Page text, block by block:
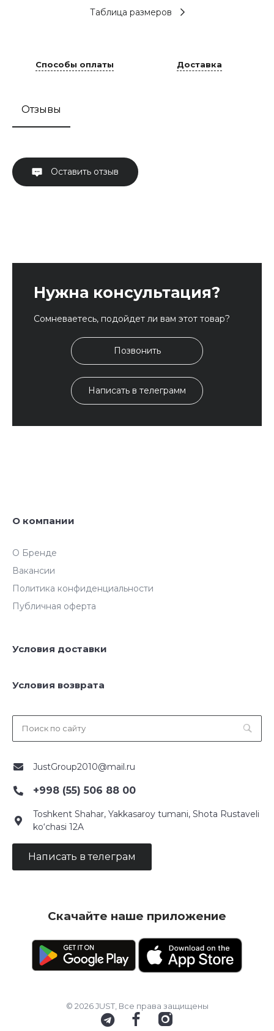
Таблица размеров
Способы оплаты Доставка
Отзывы
Оставить отзыв
Нужна консультация?
Сомневаетесь, подойдет ли вам этот товар?
Позвонить
Написать в телеграмм
О компании
О Бренде
Вакансии
Политика конфиденциальности
Публичная оферта
Условия доставки
Условия возврата
JustGroup2010@mail.ru
+998 (55) 506 88 00
Toshkent Shahar, Yakkasaroy tumani, Shota Rustaveli
ko‘chasi 12A
Написать в телеграм
Скачайте наше приложение
© 2026 JUST, Все права защищены